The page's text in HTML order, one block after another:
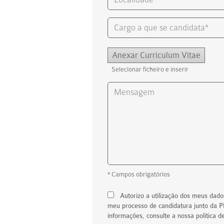
Anexar Curriculum Vitae
Selecionar ficheiro e inserir
* Campos obrigatórios
Autorizo a utilização dos meus
meu processo de candidatura junto da
informações, consulte a nossa política